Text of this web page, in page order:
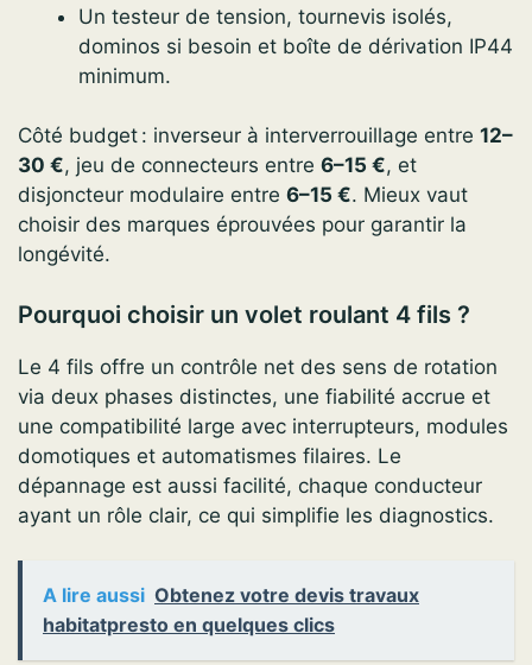
Un testeur de tension, tournevis isolés,
dominos si besoin et boîte de dérivation IP44
minimum.
Côté budget : inverseur à interverrouillage entre 12–
30 €, jeu de connecteurs entre 6–15 €, et
disjoncteur modulaire entre 6–15 €. Mieux vaut
choisir des marques éprouvées pour garantir la
longévité.
Pourquoi choisir un volet roulant 4 fils ?
Le 4 fils offre un contrôle net des sens de rotation
via deux phases distinctes, une fiabilité accrue et
une compatibilité large avec interrupteurs, modules
domotiques et automatismes filaires. Le
dépannage est aussi facilité, chaque conducteur
ayant un rôle clair, ce qui simplifie les diagnostics.
A lire aussi Obtenez votre devis travaux
habitatpresto en quelques clics